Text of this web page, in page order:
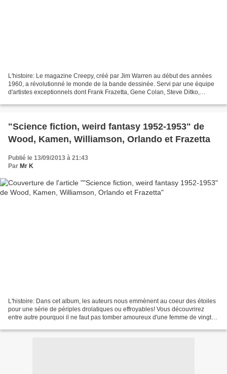
L'histoire: Le magazine Creepy, créé par Jim Warren au début des années
1960, a révolutionné le monde de la bande dessinée. Servi par une équipe
d'artistes exceptionnels dont Frank Frazetta, Gene Colan, Steve Ditko,
"Science fiction, weird fantasy 1952-1953" de
Wood, Kamen, Williamson, Orlando et Frazetta
Publié le 13/09/2013 à 21:43
Par Mr K
L'histoire: Dans cet album, les auteurs nous emmènent au coeur des étoiles
pour une série de périples drolatiques ou effroyables! Vous découvrirez
entre autre pourquoi il ne faut pas tomber amoureux d'une femme de vingt